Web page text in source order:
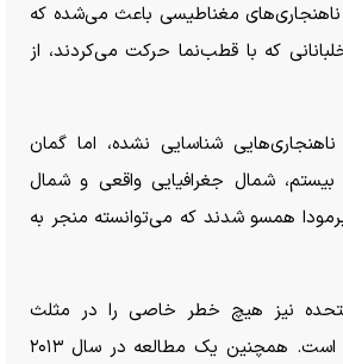
ناهنجاری‌های مغناطیسی باعث می‌شده که
که با قطب‌نما حرکت می‌کردند، از
شناسایی نشده، اما گمان
شمال جغرافیایی واقعی و شمال
همسو شدند که می‌توانسته منجر به
متحده نیز هیچ خطر خاصی را در مثلث
برمودا شناسایی نکرده است. همچنین یک مطالعه در سال ۲۰۱۳